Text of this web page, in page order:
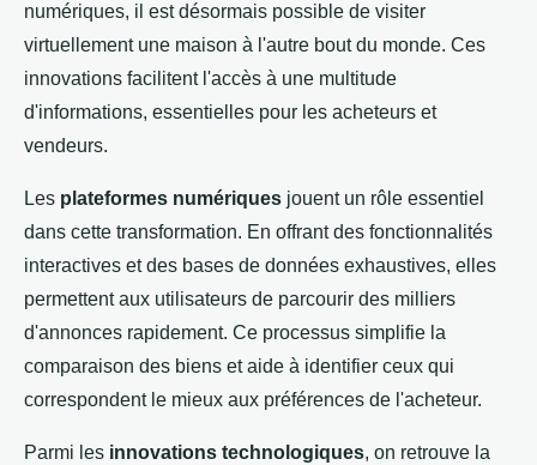
numériques, il est désormais possible de visiter
virtuellement une maison à l'autre bout du monde. Ces
innovations facilitent l'accès à une multitude
d'informations, essentielles pour les acheteurs et
vendeurs.
Les plateformes numériques jouent un rôle essentiel
dans cette transformation. En offrant des fonctionnalités
interactives et des bases de données exhaustives, elles
permettent aux utilisateurs de parcourir des milliers
d'annonces rapidement. Ce processus simplifie la
comparaison des biens et aide à identifier ceux qui
correspondent le mieux aux préférences de l'acheteur.
Parmi les innovations technologiques, on retrouve la